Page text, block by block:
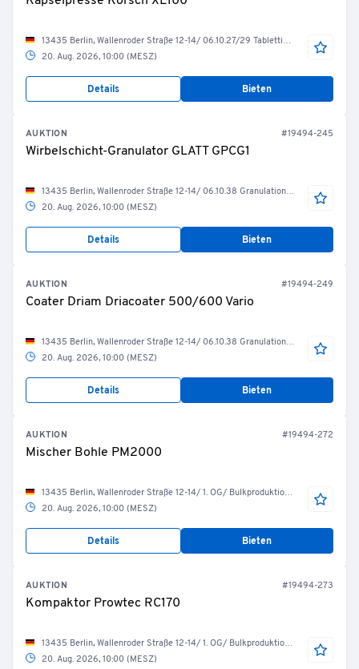
13435 Berlin, Wallenroder Straße 12-14/ 06.10.27/29 Tablettierung/Dragierung
20. Aug. 2026, 10:00 (MESZ)
Details Bieten
AUKTION #19494-245
Wirbelschicht-Granulator GLATT GPCG1
13435 Berlin, Wallenroder Straße 12-14/ 06.10.38 Granulation/Coating
20. Aug. 2026, 10:00 (MESZ)
Details Bieten
AUKTION #19494-249
Coater Driam Driacoater 500/600 Vario
13435 Berlin, Wallenroder Straße 12-14/ 06.10.38 Granulation/Coating
20. Aug. 2026, 10:00 (MESZ)
Details Bieten
AUKTION #19494-272
Mischer Bohle PM2000
13435 Berlin, Wallenroder Straße 12-14/ 1. OG/ Bulkproduktion/ R.04.10.22 Mischer 1
20. Aug. 2026, 10:00 (MESZ)
Details Bieten
AUKTION #19494-273
Kompaktor Prowtec RC170
13435 Berlin, Wallenroder Straße 12-14/ 1. OG/ Bulkproduktion/ R.04.10.21 Kompaktor
20. Aug. 2026, 10:00 (MESZ)